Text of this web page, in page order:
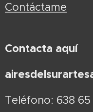
Contáctame
Contacta aquí
Teléfono: 638 65